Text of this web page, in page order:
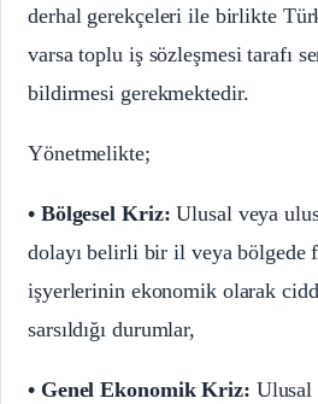
derhal gerekçeleri ile birlikte
varsa toplu iş sözleşmesi tarafı
bildirmesi gerekmektedir.
Yönetmelikte;
• Bölgesel Kriz: Ulusal veya
dolayı belirli bir il veya bölgede
işyerlerinin ekonomik olarak
sarsıldığı durumlar,
• Genel Ekonomik Kriz: Ulusal